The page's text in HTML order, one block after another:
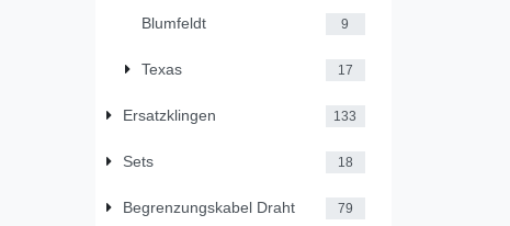
Blumfeldt 9
Texas 17
Ersatzklingen 133
Sets 18
Begrenzungskabel Draht 79